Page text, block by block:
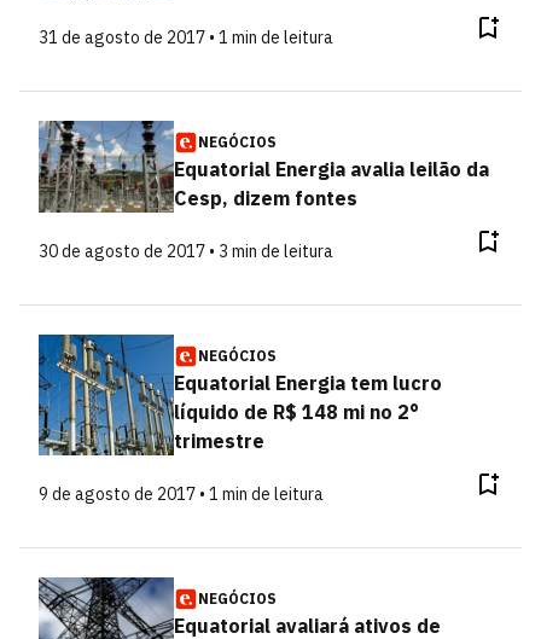
31 de agosto de 2017 • 1 min de leitura
NEGÓCIOS
Equatorial Energia avalia leilão da
Cesp, dizem fontes
30 de agosto de 2017 • 3 min de leitura
NEGÓCIOS
Equatorial Energia tem lucro
líquido de R$ 148 mi no 2°
trimestre
9 de agosto de 2017 • 1 min de leitura
NEGÓCIOS
Equatorial avaliará ativos de